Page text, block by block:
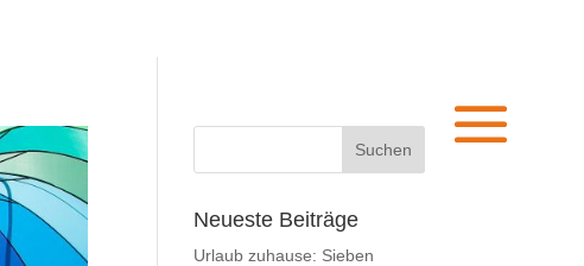
Neueste Beiträge
Urlaub zuhause: Sieben